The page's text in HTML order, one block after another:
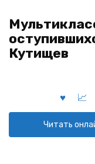
Кутищев
Читать